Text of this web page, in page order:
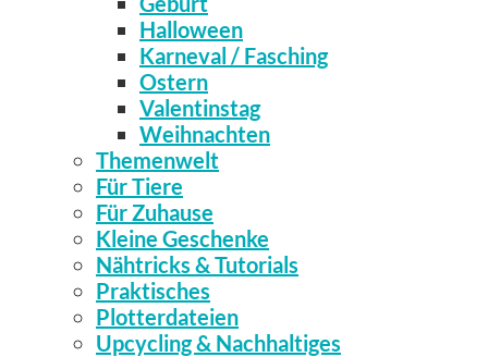
Halloween
Karneval / Fasching
Ostern
Valentinstag
Weihnachten
Themenwelt
Für Tiere
Für Zuhause
Kleine Geschenke
Nähtricks & Tutorials
Praktisches
Plotterdateien
Upcycling & Nachhaltiges